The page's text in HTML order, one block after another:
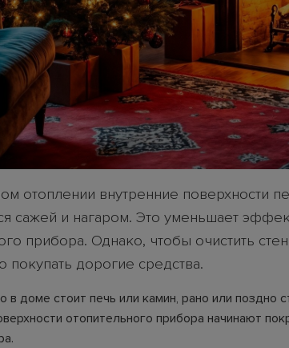
отоплении внутренние поверхности
сажей и нагаром. Это уменьшает
прибора. Однако, чтобы очистить
покупать дорогие средства.
в доме стоит печь или камин, рано или поздно
отопительного прибора начинают